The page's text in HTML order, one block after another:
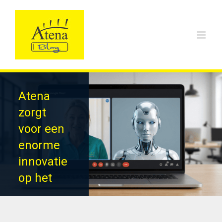
Atena
zorgt
voor een
enorme
innovatie
op het
gebied